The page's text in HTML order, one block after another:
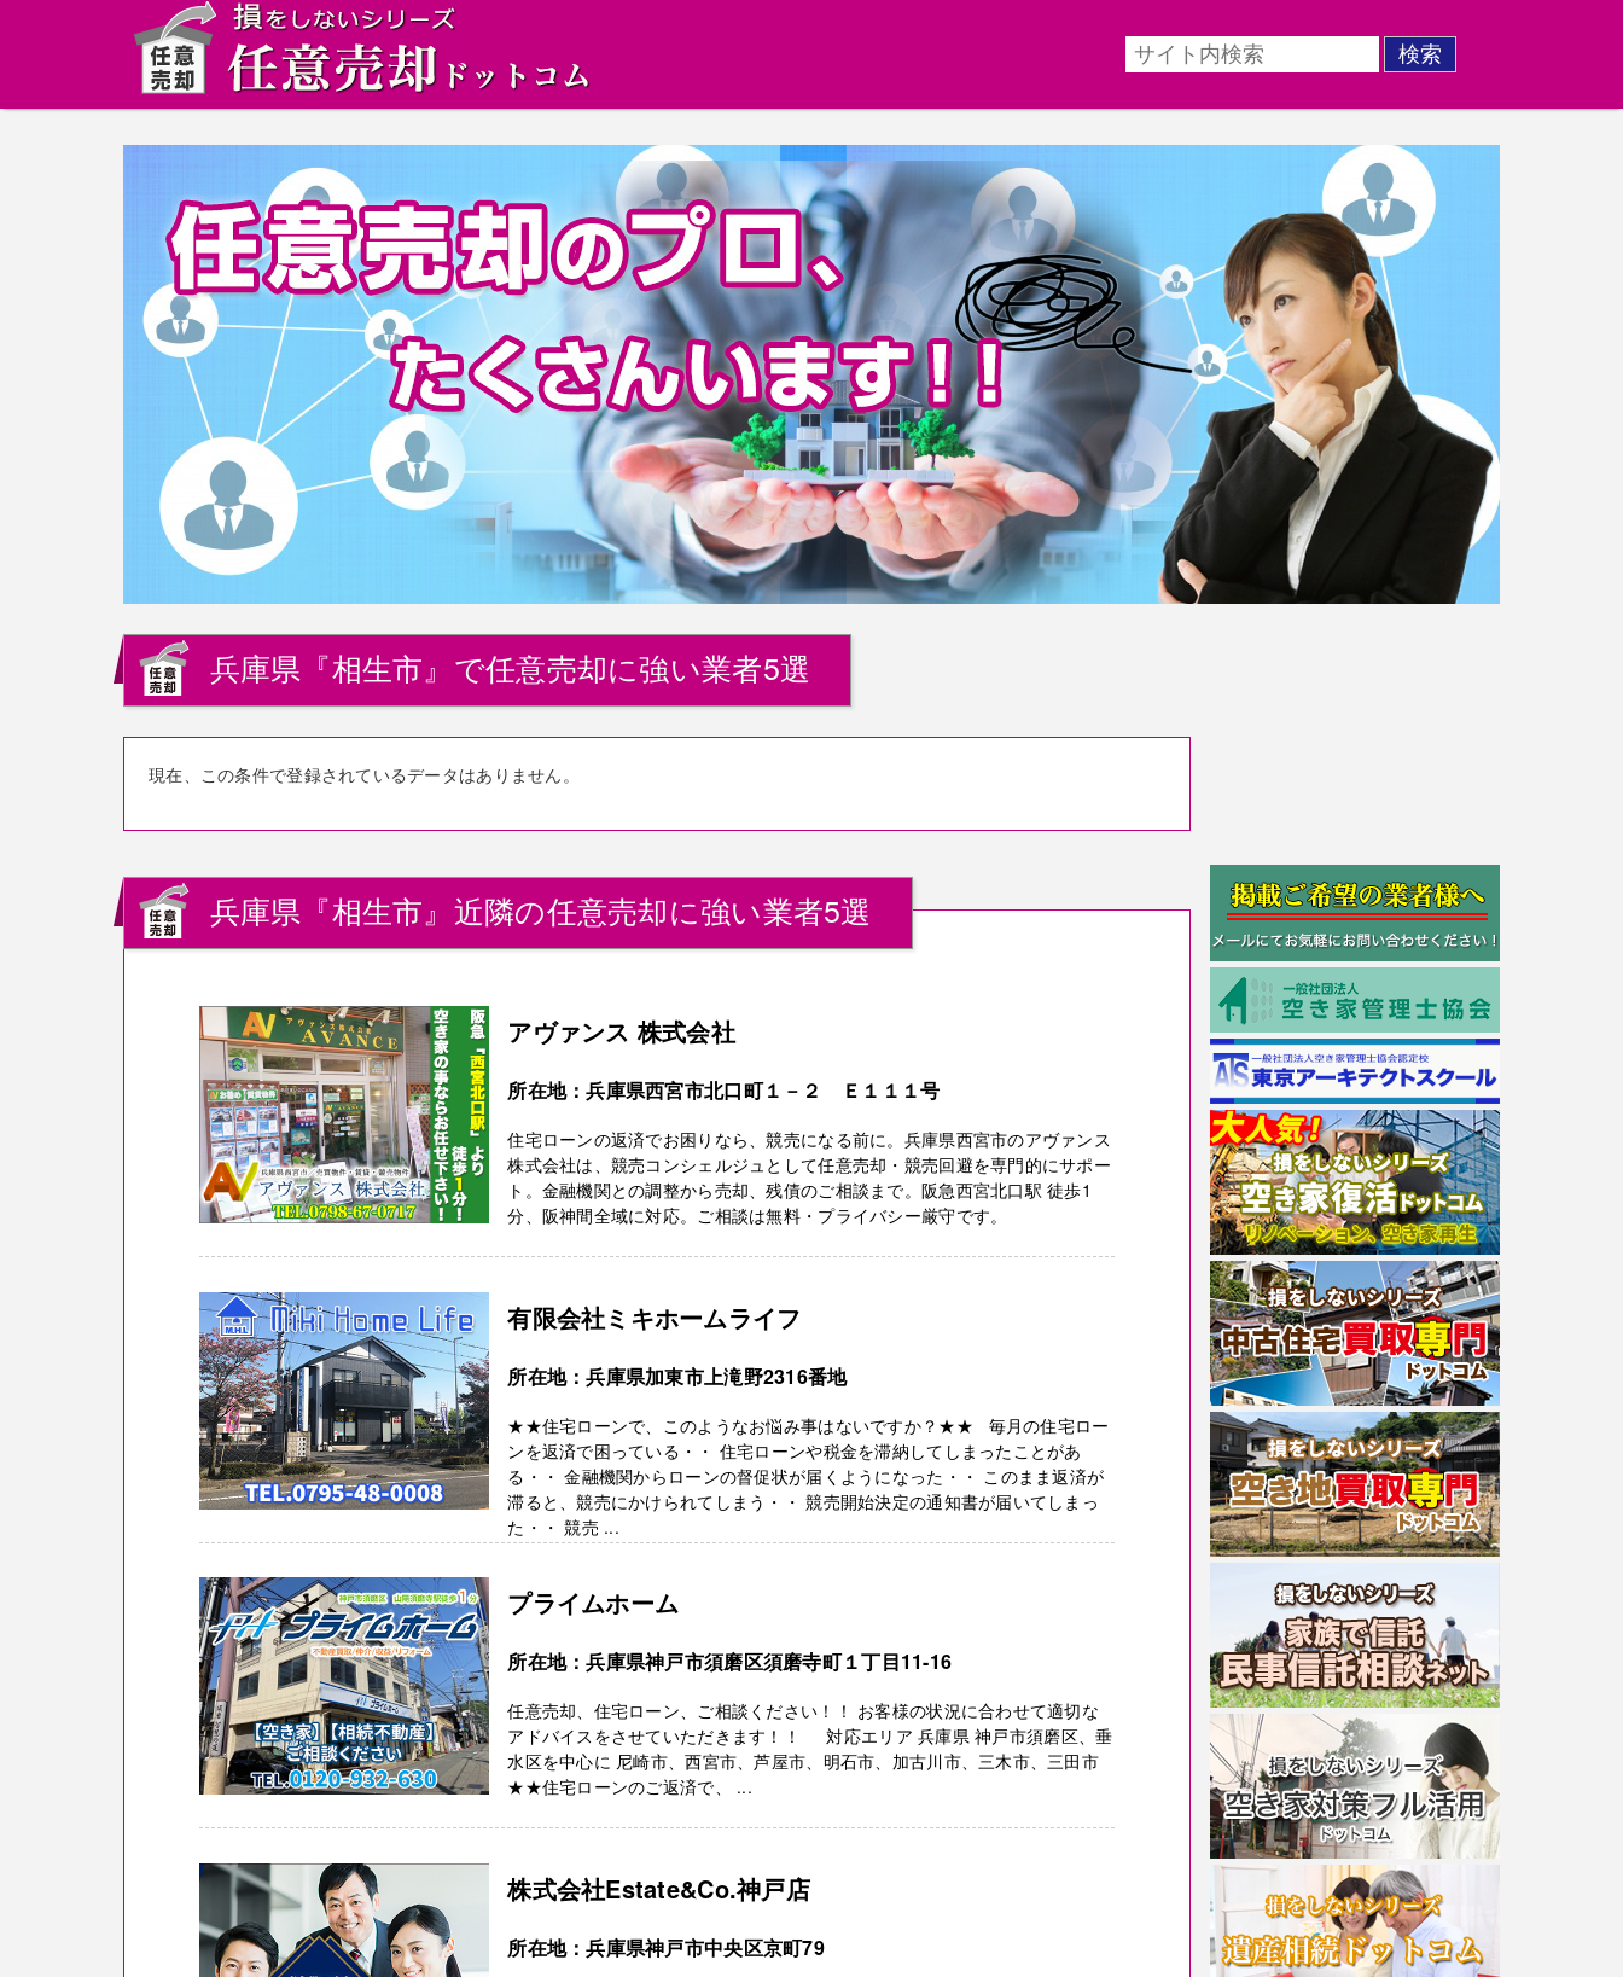
兵庫県『相生市』で任意売却に強い業者5選
現在、この条件で登録されているデータはありません。
兵庫県『相生市』近隣の任意売却に強い業者5選
アヴァンス 株式会社
所在地：兵庫県西宮市北口町１－２ Ｅ１１１号
住宅ローンの返済でお困りなら、競売になる前に。兵庫県西宮市のアヴァンス
株式会社は、競売コンシェルジュとして任意売却・競売回避を専門的にサポー
ト。金融機関との調整から売却、残債のご相談まで。阪急西宮北口駅 徒歩1
分、阪神間全域に対応。ご相談は無料・プライバシー厳守です。
有限会社ミキホームライフ
所在地：兵庫県加東市上滝野2316番地
★★住宅ローンで、このようなお悩み事はないですか？★★ 毎月の住宅ロー
ンを返済で困っている・・ 住宅ローンや税金を滞納してしまったことがあ
る・・ 金融機関からローンの督促状が届くようになった・・ このまま返済が
滞ると、競売にかけられてしまう・・ 競売開始決定の通知書が届いてしまっ
た・・ 競売 ...
プライムホーム
所在地：兵庫県神戸市須磨区須磨寺町１丁目11-16
任意売却、住宅ローン、ご相談ください！！ お客様の状況に合わせて適切な
アドバイスをさせていただきます！！ 対応エリア 兵庫県 神戸市須磨区、垂
水区を中心に 尼崎市、西宮市、芦屋市、明石市、加古川市、三木市、三田市
★★住宅ローンのご返済で、 ...
株式会社Estate&Co.神戸店
所在地：兵庫県神戸市中央区京町79